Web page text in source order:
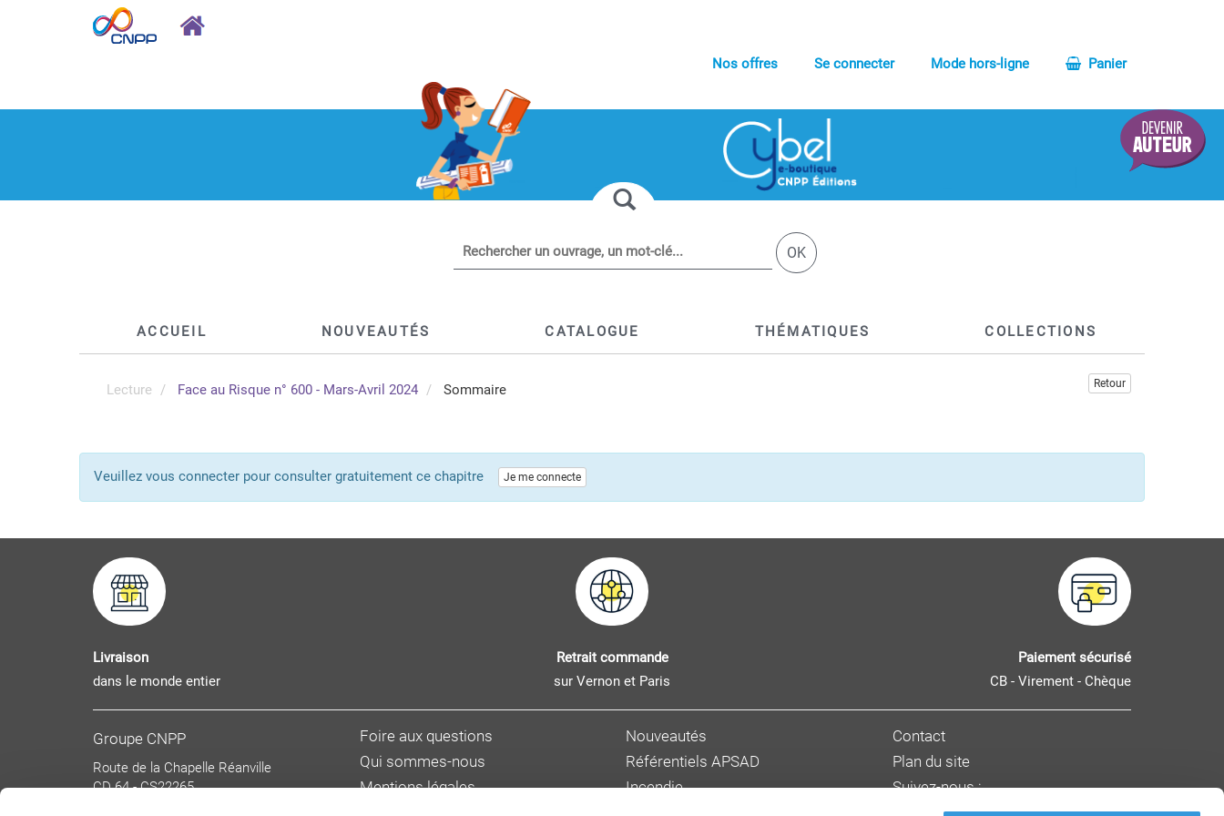
Nos offres Se connecter Mode hors-ligne Panier
OK
ACCUEIL NOUVEAUTÉS CATALOGUE THÉMATIQUES COLLECTIONS
Lecture Face au Risque n° 600 - Mars-Avril 2024 Sommaire Retour
Veuillez vous connecter pour consulter gratuitement ce chapitre Je me connecte
Livraison
dans le monde entier
Retrait commande
sur Vernon et Paris
Paiement sécurisé
CB - Virement - Chèque
Groupe CNPP
Route de la Chapelle Réanville
CD 64 - CS22265
Foire aux questions
Qui sommes-nous
Mentions légales
Nouveautés
Référentiels APSAD
Incendie
Contact
Plan du site
Suivez-nous :